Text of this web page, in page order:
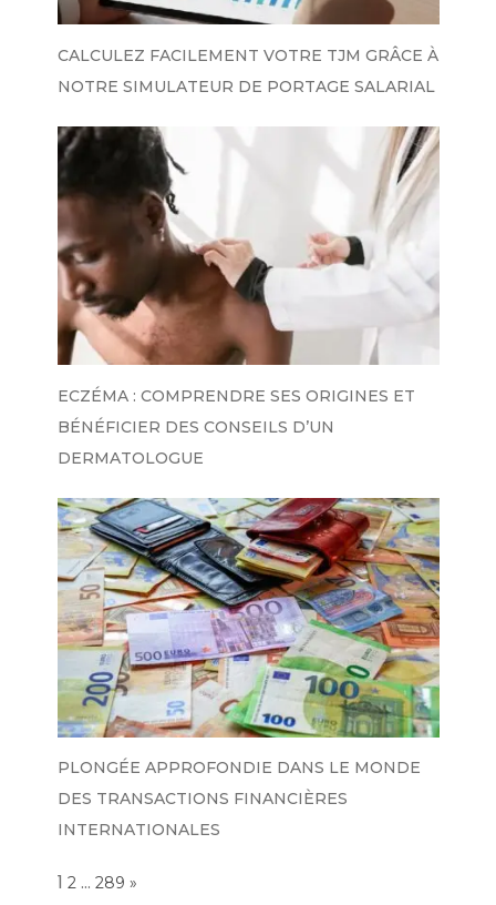
CALCULEZ FACILEMENT VOTRE TJM GRÂCE À
NOTRE SIMULATEUR DE PORTAGE SALARIAL
ECZÉMA : COMPRENDRE SES ORIGINES ET
BÉNÉFICIER DES CONSEILS D’UN
DERMATOLOGUE
PLONGÉE APPROFONDIE DANS LE MONDE
DES TRANSACTIONS FINANCIÈRES
INTERNATIONALES
Page:
1 2 … 289 NEXT
»